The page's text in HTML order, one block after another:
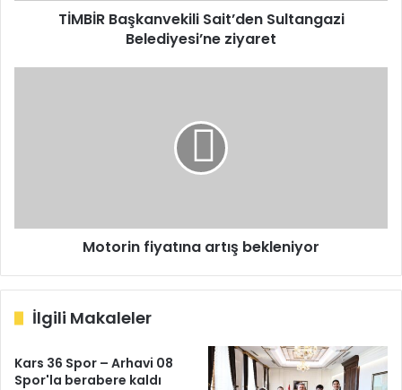
TİMBİR Başkanvekili Sait’den Sultangazi
Belediyesi’ne ziyaret
Motorin fiyatına artış bekleniyor
İlgili Makaleler
Kars 36 Spor – Arhavi 08
Spor'la berabere kaldı